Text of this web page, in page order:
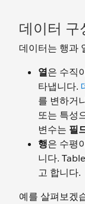
데이터 구
데이터는 행과
열은 수직
타냅니다.
를 변하거
또는 특성
변수는 필
행은 수평
니다.
고 합니다.
예를 살펴보겠